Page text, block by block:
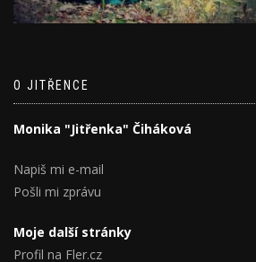
O JITŘENCE
Monika "Jitřenka" Čiháková
Napiš mi e-mail
Pošli mi zprávu
Moje další stránky
Profil na Fler.cz